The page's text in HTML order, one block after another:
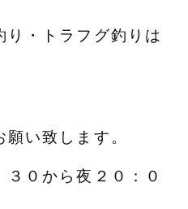
り・トラフグ釣りは
い致します。
０から夜２０：０